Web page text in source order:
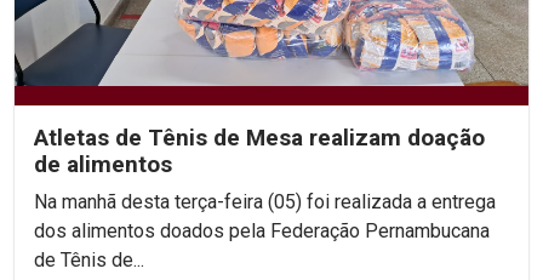
Atletas de Tênis de Mesa realizam doação
de alimentos
Na manhã desta terça-feira (05) foi realizada a entrega
dos alimentos doados pela Federação Pernambucana
de Tênis de...